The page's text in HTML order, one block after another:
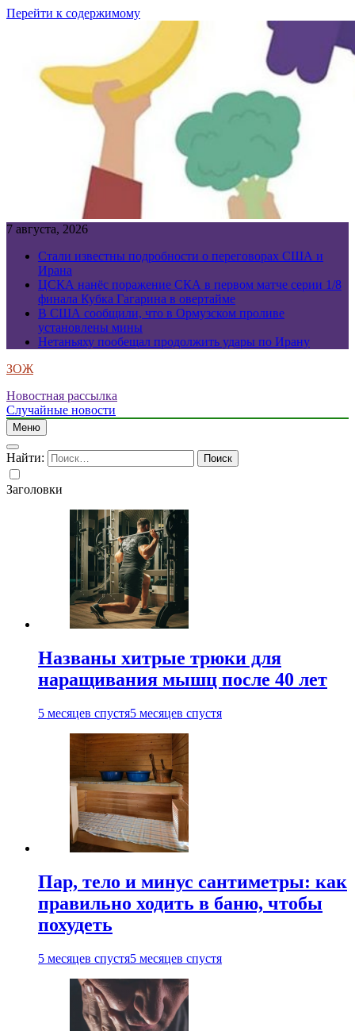
Перейти к содержимому
7 августа, 2026
Стали известны подробности о переговорах США и
Ирана
ЦСКА нанёс поражение СКА в первом матче серии 1/8
финала Кубка Гагарина в овертайме
В США сообщили, что в Ормузском проливе
установлены мины
Нетаньяху пообещал продолжить удары по Ирану
ЗОЖ
Новостная рассылка
Случайные новости
Меню
Найти:
Заголовки
Названы хитрые трюки для
наращивания мышц после 40 лет
5 месяцев спустя5 месяцев спустя
Пар, тело и минус сантиметры: как
правильно ходить в баню, чтобы
похудеть
5 месяцев спустя5 месяцев спустя